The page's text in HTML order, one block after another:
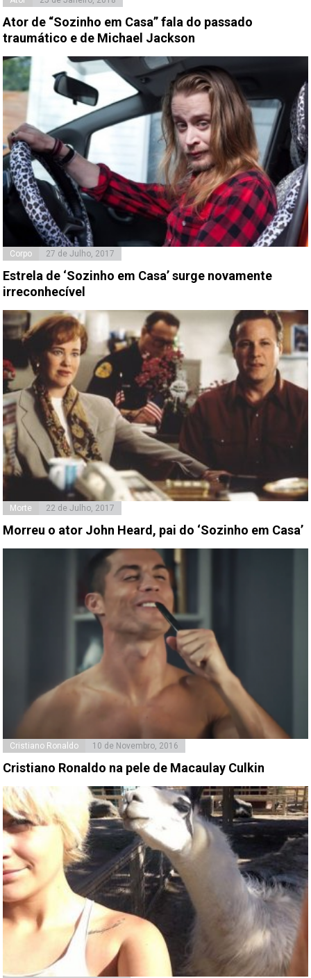
Ator de “Sozinho em Casa” fala do passado
traumático e de Michael Jackson
Corpo 27 de Julho, 2017
Estrela de ‘Sozinho em Casa’ surge novamente
irreconhecível
Morte 22 de Julho, 2017
Morreu o ator John Heard, pai do ‘Sozinho em Casa’
Cristiano Ronaldo 10 de Novembro, 2016
Cristiano Ronaldo na pele de Macaulay Culkin